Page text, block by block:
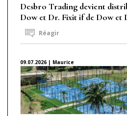
Desbro Trading devient
Dow et Dr. Fixit if de Dow et
Réagir
09.07.2026 | Maurice